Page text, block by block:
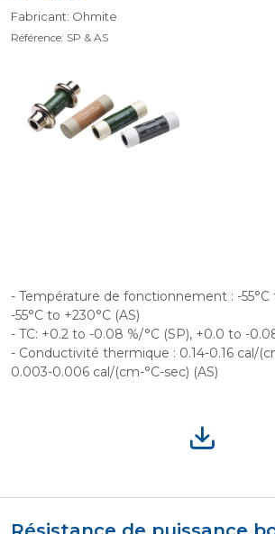
Fabricant: Ohmite
Référence: SP & AS
- Température de fonctionnement : -55°C
-55°C to +230°C (AS)
- TC: +0.2 to -0.08 %/°C (SP), +0.0 to -
- Conductivité thermique : 0.14-0.16 cal/
0.003-0.006 cal/(cm-°C-sec) (AS)